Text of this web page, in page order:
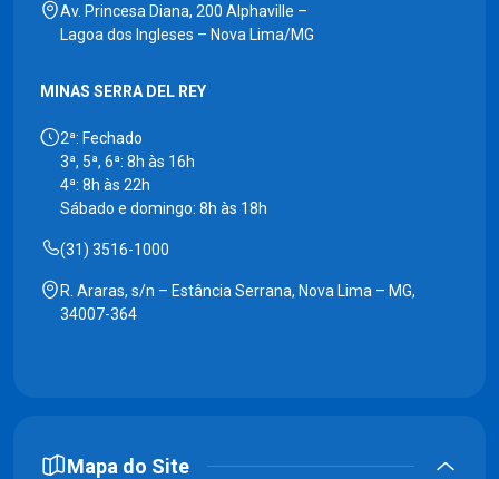
Av. Princesa Diana, 200 Alphaville –
Lagoa dos Ingleses – Nova Lima/MG
MINAS SERRA DEL REY
2ª: Fechado
3ª, 5ª, 6ª: 8h às 16h
4ª: 8h às 22h
Sábado e domingo: 8h às 18h
(31) 3516-1000
R. Araras, s/n – Estância Serrana, Nova Lima – MG,
34007-364
Mapa do Site